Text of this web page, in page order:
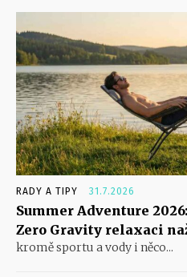
RADY A TIPY 31.7.2026
Summer Adventure
Zero Gravity relaxaci
kromě sportu a vody i něco...